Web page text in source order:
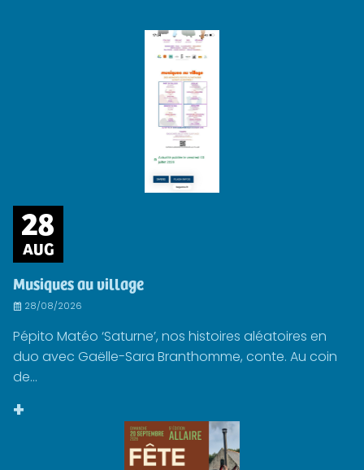
28
AUG
Musiques au village
28/08/2026
Pépito Matéo ‘Saturne’, nos histoires aléatoires en
duo avec Gaëlle-Sara Branthomme, conte. Au coin
de...
+